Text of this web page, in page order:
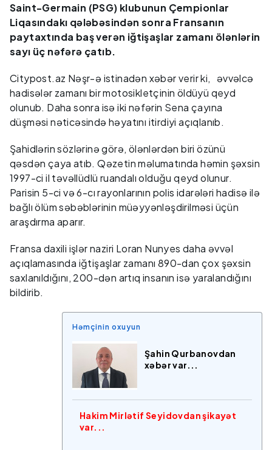
Saint-Germain (PSG) klubunun Çempionlar
Liqasındakı qələbəsindən sonra Fransanın
paytaxtında baş verən iğtişaşlar zamanı ölənlərin
sayı üç nəfərə çatıb.
Citypost.az Nəşr-ə istinadən xəbər verir ki, əvvəlcə
hadisələr zamanı bir motosikletçinin öldüyü qeyd
olunub. Daha sonra isə iki nəfərin Sena çayına
düşməsi nəticəsində həyatını itirdiyi açıqlanıb.
Şahidlərin sözlərinə görə, ölənlərdən biri özünü
qəsdən çaya atıb. Qəzetin məlumatında həmin şəxsin
1997-ci il təvəllüdlü ruandalı olduğu qeyd olunur.
Parisin 5-ci və 6-cı rayonlarının polis idarələri hadisə ilə
bağlı ölüm səbəblərinin müəyyənləşdirilməsi üçün
araşdırma aparır.
Fransa daxili işlər naziri Loran Nunyes daha əvvəl
açıqlamasında iğtişaşlar zamanı 890-dan çox şəxsin
saxlanıldığını, 200-dən artıq insanın isə yaralandığını
bildirib.
Həmçinin oxuyun
Şahin Qurbanovdan
xəbər var...
Hakim Mirlətif Seyidovdan şikayət
var...